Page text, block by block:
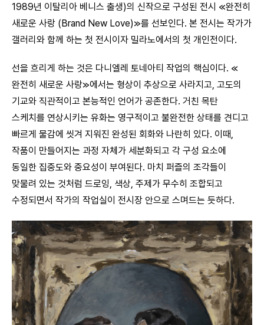
1989년 이탈리아 베니스 출생)의 신작으로 구성된 전시 ≪완전히
새로운 사랑 (Brand New Love)≫를 선보인다. 본 전시는 작가가
갤러리와 함께 하는 첫 전시이자 밀라노에서의 첫 개인전이다.
선을 흐리게 하는 것은 다니엘레 토네아티 작업의 핵심이다. ≪
완전히 새로운 사랑≫에서는 형상이 추상으로 사라지고, 고도의
기교와 직관적이고 본능적인 언어가 공존한다. 거친 목탄
스케치를 연상시키는 유화는 영구적이고 불완전한 상태를 견디고
빠르게 물감에 씻겨 지워진 완성된 회화와 나란히 있다. 이때,
작품이 만들어지는 과정 자체가 세분화되고 각 구성 요소에
동일한 집중도와 중요성이 부여된다. 마치 퍼즐의 조각들이
맞물려 있는 것처럼 드로잉, 색상, 주제가 무수히 조합되고
수정되면서 작가의 작업실이 전시장 안으로 스며드는 듯하다.